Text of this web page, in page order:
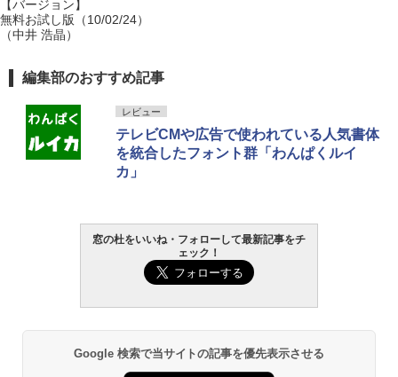
【バージョン】
無料お試し版（10/02/24）
（中井 浩晶）
編集部のおすすめ記事
レビュー
テレビCMや広告で使われている人気書体
を統合したフォント群「わんぱくルイ
カ」
窓の杜をいいね・フォローして最新記事をチ
ェック！
Google 検索で当サイトの記事を優先表示させる